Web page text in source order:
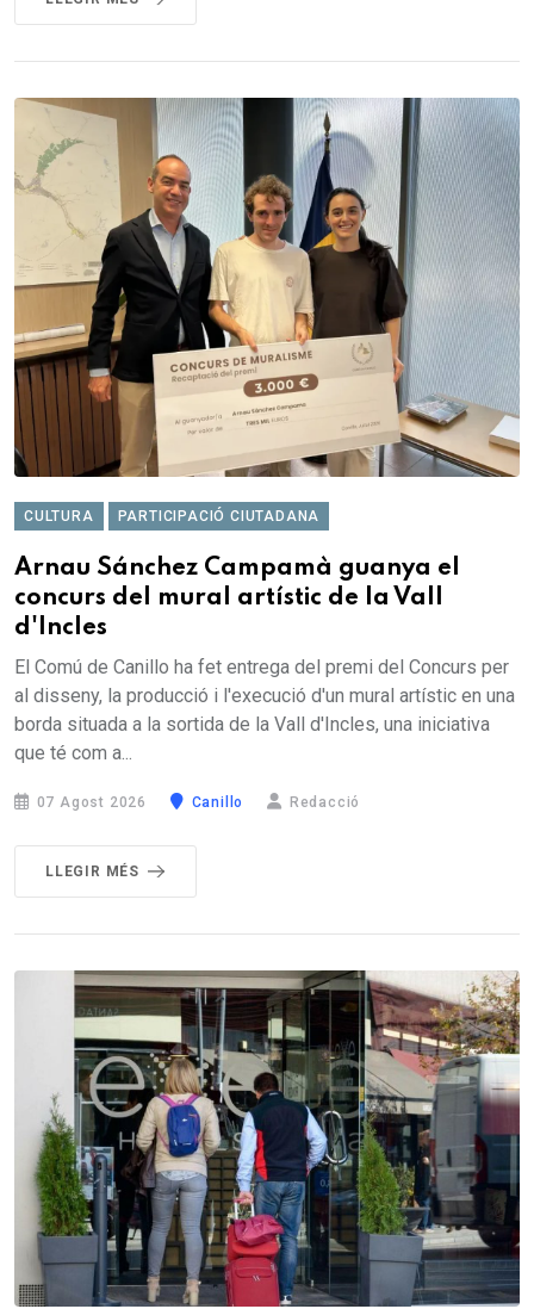
CULTURA PARTICIPACIÓ CIUTADANA
Arnau Sánchez Campamà guanya el
concurs del mural artístic de la Vall
d'Incles
El Comú de Canillo ha fet entrega del premi del Concurs per
al disseny, la producció i l'execució d'un mural artístic en una
borda situada a la sortida de la Vall d'Incles, una iniciativa
que té com a...
07 Agost 2026 Canillo Redacció
LLEGIR MÉS